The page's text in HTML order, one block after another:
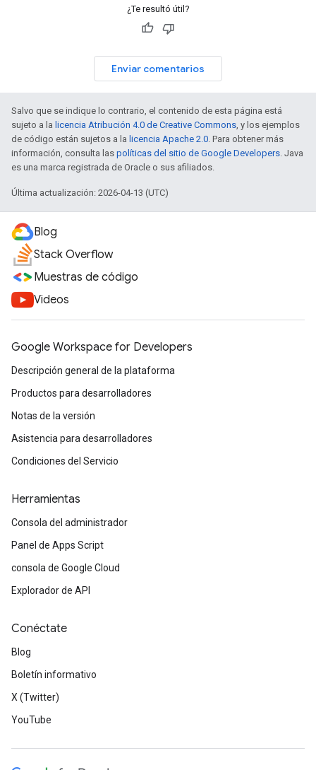
¿Te resultó útil?
Enviar comentarios
Salvo que se indique lo contrario, el contenido de esta página está
sujeto a la licencia Atribución 4.0 de Creative Commons, y los ejemplos
de código están sujetos a la licencia Apache 2.0. Para obtener más
información, consulta las políticas del sitio de Google Developers. Java
es una marca registrada de Oracle o sus afiliados.
Última actualización: 2026-04-13 (UTC)
Blog
Stack Overflow
Muestras de código
Videos
Google Workspace for Developers
Descripción general de la plataforma
Productos para desarrolladores
Notas de la versión
Asistencia para desarrolladores
Condiciones del Servicio
Herramientas
Consola del administrador
Panel de Apps Script
consola de Google Cloud
Explorador de API
Conéctate
Blog
Boletín informativo
X (Twitter)
YouTube